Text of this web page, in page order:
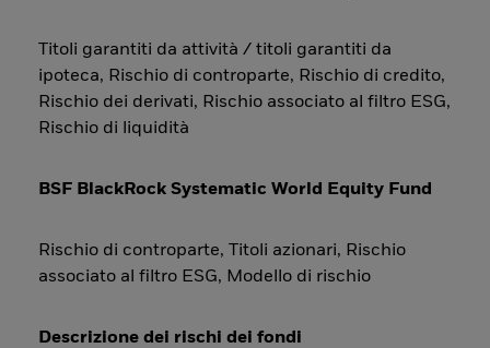
Titoli garantiti da attività / titoli garantiti da
ipoteca, Rischio di controparte, Rischio di credito,
Rischio dei derivati, Rischio associato al filtro ESG,
Rischio di liquidità
BSF BlackRock Systematic World Equity Fund
Rischio di controparte, Titoli azionari, Rischio
associato al filtro ESG, Modello di rischio
Descrizione dei rischi dei fondi